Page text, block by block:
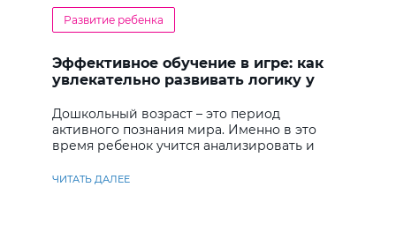
Развитие ребенка
Эффективное обучение в игре: как
увлекательно развивать логику у
Дошкольный возраст – это период
активного познания мира. Именно в это
время ребенок учится анализировать и
ЧИТАТЬ ДАЛЕЕ